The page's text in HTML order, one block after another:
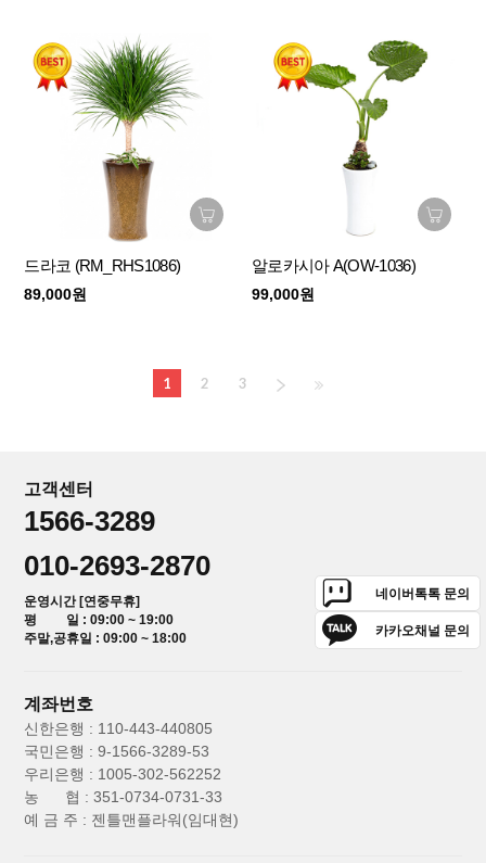
드라코 (RM_RHS1086)
89,000원
알로카시아 A(OW-1036)
99,000원
1 2 3
고객센터
1566-3289
010-2693-2870
운영시간 [연중무휴]
평 일 : 09:00 ~ 19:00
주말,공휴일 : 09:00 ~ 18:00
네이버톡톡 문의
카카오채널 문의
계좌번호
신한은행 : 110-443-440805
국민은행 : 9-1566-3289-53
우리은행 : 1005-302-562252
농 협 : 351-0734-0731-33
예 금 주 : 젠틀맨플라워(임대현)